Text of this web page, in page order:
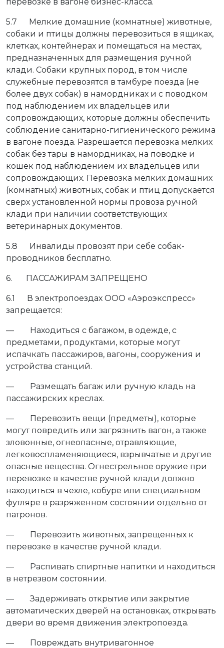
5.7 Мелкие домашние (комнатные) животные,
собаки и птицы должны перевозиться в ящиках,
клетках, контейнерах и помещаться на местах,
предназначенных для размещения ручной
клади. Собаки крупных пород, в том числе
служебные перевозятся в тамбуре поезда (не
более двух собак) в намордниках и с поводком
под наблюдением их владельцев или
сопровождающих, которые должны обеспечить
соблюдение санитарно-гигиенического режима
в вагоне поезда. Разрешается перевозка мелких
собак без тары в намордниках, на поводке и
кошек под наблюдением их владельцев или
сопровождающих. Перевозка мелких домашних
(комнатных) животных, собак и птиц допускается
сверх установленной нормы провоза ручной
клади при наличии соответствующих
ветеринарных документов.
5.8 Инвалиды провозят при себе собак-
проводников бесплатно.
6. ПАССАЖИРАМ ЗАПРЕЩЕНО
6.1 В электропоездах ООО «Аэроэкспресс»
запрещается:
— Находиться с багажом, в одежде, с
предметами, продуктами, которые могут
испачкать пассажиров, вагоны, сооружения и
устройства станций.
— Размещать багаж или ручную кладь на
пассажирских креслах.
— Перевозить вещи (предметы), которые
могут повредить или загрязнить вагон, а также
зловонные, огнеопасные, отравляющие,
легковоспламеняющиеся, взрывчатые и другие
опасные вещества. Огнестрельное оружие при
перевозке в качестве ручной клади должно
находиться в чехле, кобуре или специальном
футляре в разряженном состоянии отдельно от
патронов.
— Перевозить животных, запрещенных к
перевозке в качестве ручной клади.
— Распивать спиртные напитки и находиться
в нетрезвом состоянии.
— Задерживать открытие или закрытие
автоматических дверей на остановках, открывать
двери во время движения электропоезда.
— Повреждать внутривагонное